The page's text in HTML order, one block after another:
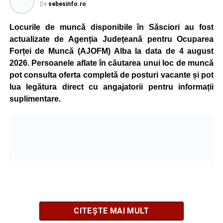
Kronospan se numără printre cei mai mari consumatori de
energie electrică din România. O parte din necesarul
energetic este acoperită prin producția proprie de energie,
realizată cu ajutorul panourilor fotovoltaice și al unităților
de cogenerare.
Reprezentanții companiei afirmă că vor continua
colaborarea cu autoritățile și operatorii din domeniul
energetic pentru a contribui la depășirea perioadei dificile
Ultimele știri din Sebeș
De sebesinfo.ro
Locurile de muncă disponibile în Săsciori au fost
actualizate de Agenția Județeană pentru Ocuparea
Forței de Muncă (AJOFM) Alba la data de 4 august
2026. Persoanele aflate în căutarea unui loc de muncă
pot consulta oferta completă de posturi vacante și pot
lua legătura direct cu angajatorii pentru informații
suplimentare.
CITEȘTE MAI MULT